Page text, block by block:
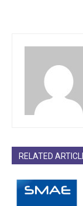
RELATED